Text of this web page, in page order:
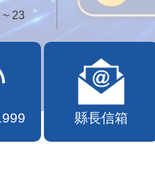
~ 23
縣長信箱